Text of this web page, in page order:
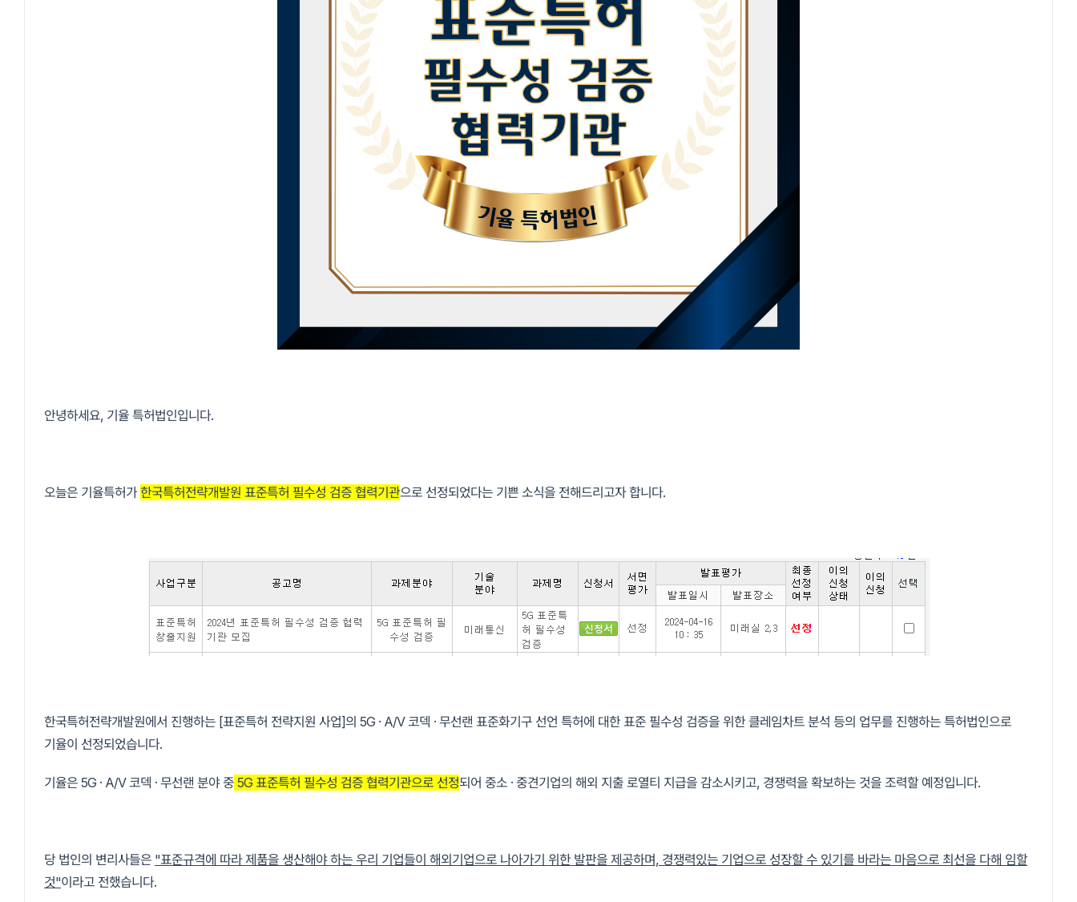
안녕하세요, 기율 특허법인입니다.
오늘은 기율특허가 한국특허전략개발원 표준특허 필수성 검증 협력기관으로 선정되었다는 기쁜 소식을 전해드리고자 합니다.
한국특허전략개발원에서 진행하는 [표준특허 전략지원 사업]의 5G · A/V 코덱 · 무선랜 표준화기구 선언 특허에 대한 표준 필수성 검증을 위한 클레임차트 분석 등의 업무를 진행하는 특허법인으로
기율이 선정되었습니다.
기율은 5G · A/V 코덱 · 무선랜 분야 중 5G 표준특허 필수성 검증 협력기관으로 선정되어 중소 · 중견기업의 해외 지출 로열티 지급을 감소시키고, 경쟁력을 확보하는 것을 조력할 예정입니다.
당 법인의 변리사들은 "표준규격에 따라 제품을 생산해야 하는 우리 기업들이 해외기업으로 나아가기 위한 발판을 제공하며, 경쟁력있는 기업으로 성장할 수 있기를 바라는 마음으로 최선을 다해 임할
것"이라고 전했습니다.